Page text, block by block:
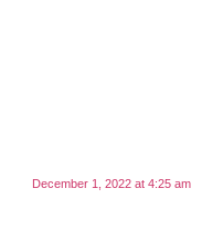
December 1, 2022 at 4:25 am